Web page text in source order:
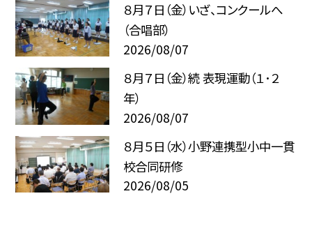
８月７日（金）いざ、コンクールへ
（合唱部）
2026/08/07
８月７日（金）続 表現運動（１･２
年）
2026/08/07
８月５日（水）小野連携型小中一貫
校合同研修
2026/08/05